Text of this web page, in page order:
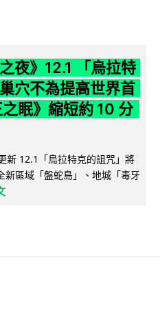
夜》12.1 「烏拉特
穴不為提高世界首
眠》縮短約 10 分
新 12.1「烏拉特克的詛咒」將
區域「盤蛇島」、地城「毒牙